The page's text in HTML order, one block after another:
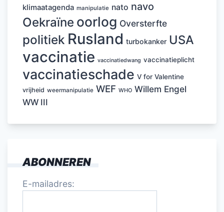
klimaatagenda manipulatie nato navo
Oekraïne oorlog Oversterfte
politiek Rusland turbokanker USA
vaccinatie vaccinatiedwang vaccinatieplicht
vaccinatieschade V for Valentine
vrijheid weermanipulatie WEF WHO Willem Engel
WW III
ABONNEREN
E-mailadres: